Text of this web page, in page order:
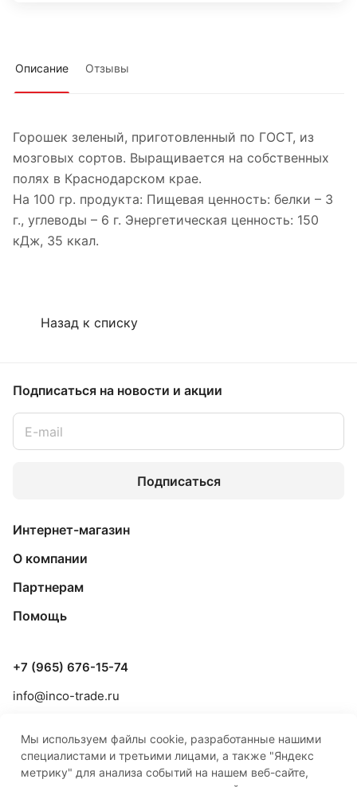
Описание Отзывы
Горошек зеленый, приготовленный по ГОСТ, из
мозговых сортов. Выращивается на собственных
полях в Краснодарском крае.
На 100 гр. продукта: Пищевая ценность: белки – 3
г., углеводы – 6 г. Энергетическая ценность: 150
кДж, 35 ккал.
Назад к списку
Подписаться на новости и акции
Подписаться
Интернет-магазин
О компании
Партнерам
Помощь
+7 (965) 676-15-74
info@inco-trade.ru
Мы используем файлы cookie, разработанные нашими
специалистами и третьими лицами, а также "Яндекс
метрику" для анализа событий на нашем веб-сайте,